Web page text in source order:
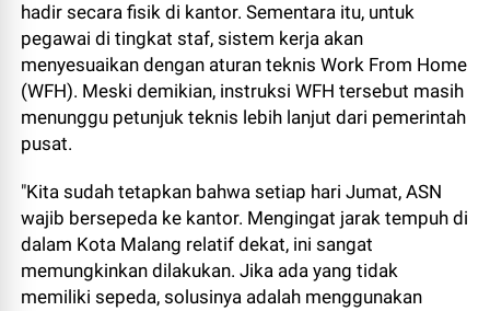
hadir secara fisik di kantor. Sementara itu, untuk
pegawai di tingkat staf, sistem kerja akan
menyesuaikan dengan aturan teknisWork From Home
(WFH). Meski demikian, instruksi WFH tersebut masih
menunggu petunjuk teknis lebih lanjut dari pemerintah
pusat.
"Kita sudah tetapkan bahwa setiap hari Jumat, ASN
wajib bersepeda ke kantor. Mengingat jarak tempuh di
dalam Kota Malang relatif dekat, ini sangat
memungkinkan dilakukan. Jika ada yang tidak
memiliki sepeda, solusinya adalah menggunakan